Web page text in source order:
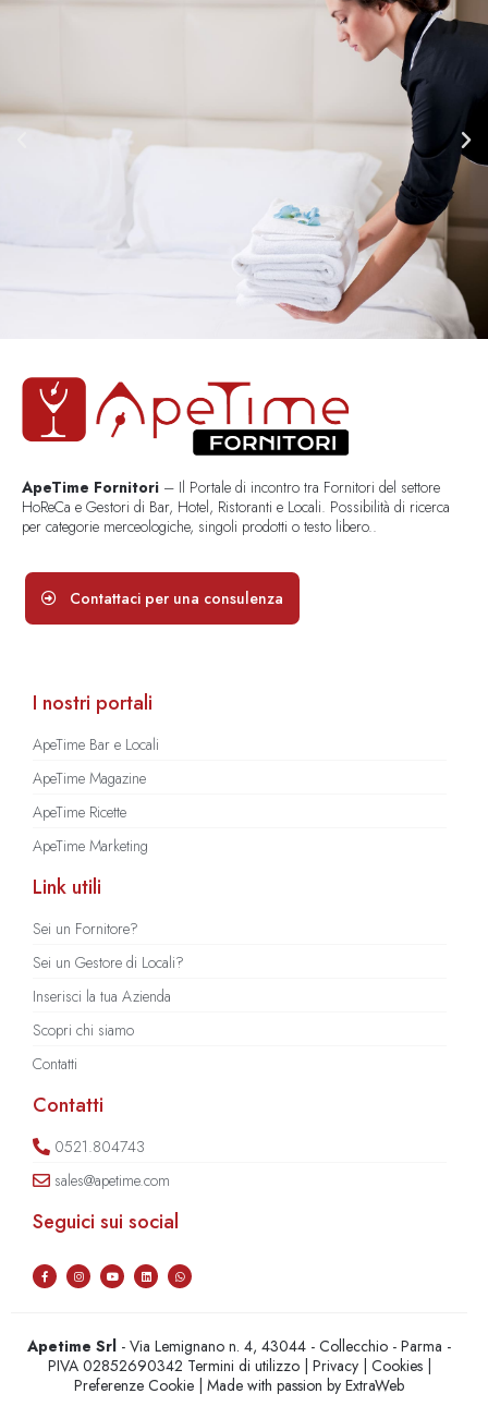
ApeTime Fornitori – Il Portale di incontro tra Fornitori del settore
HoReCa e Gestori di Bar, Hotel, Ristoranti e Locali. Possibilità di ricerca
per categorie merceologiche, singoli prodotti o testo libero..
Contattaci per una consulenza
I nostri portali
ApeTime Bar e Locali
ApeTime Magazine
ApeTime Ricette
ApeTime Marketing
Link utili
Sei un Fornitore?
Sei un Gestore di Locali?
Inserisci la tua Azienda
Scopri chi siamo
Contatti
Contatti
0521.804743
sales@apetime.com
Seguici sui social
Apetime Srl - Via Lemignano n. 4, 43044 - Collecchio - Parma -
PIVA 02852690342 Termini di utilizzo| Privacy| Cookies|
Preferenze Cookie | Made with passion byExtraWeb